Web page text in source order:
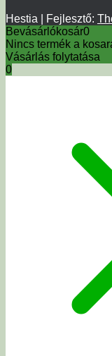
Hestia | Fejlesztő:
Bevásárlókosár0
Nincs termék a
Vásárlás folytatása
0